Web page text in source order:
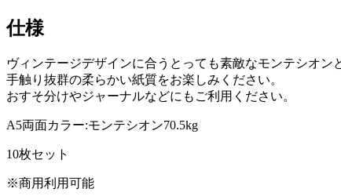
仕様
ヴィンテージデザインに合うとっても素敵なモンテシオン
手触り抜群の柔らかい紙質をお楽しみください。
おすそ分けやジャーナルなどにもご利用ください。
A5両面カラー:モンテシオン70.5kg
10枚セット
※商用利用可能